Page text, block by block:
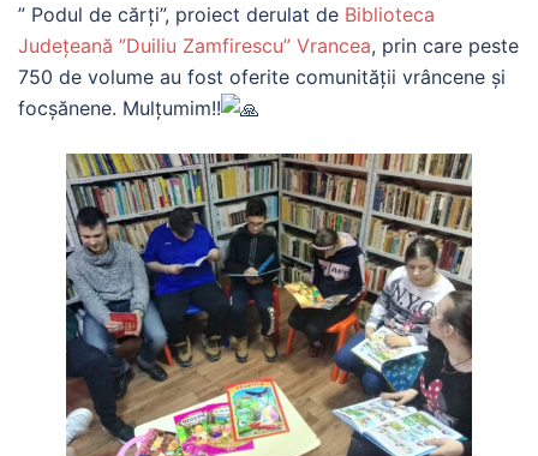
” Podul de cărți”, proiect derulat de Biblioteca
Județeană ”Duiliu Zamfirescu” Vrancea, prin care peste
750 de volume au fost oferite comunității vrâncene și
focșănene. Mulțumim!!